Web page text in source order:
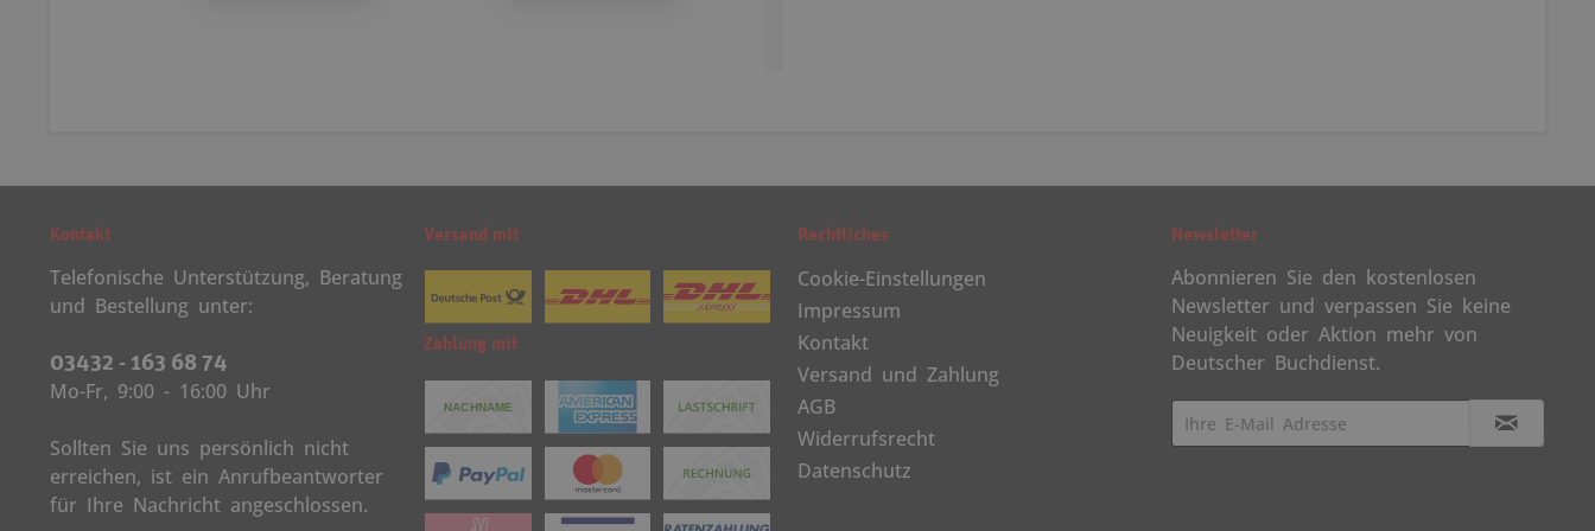
Kontakt
Telefonische Unterstützung, Beratung
und Bestellung unter:
03432 - 163 68 74
Mo-Fr, 9:00 - 16:00 Uhr
Sollten Sie uns persönlich nicht
erreichen, ist ein Anrufbeantworter
für Ihre Nachricht angeschlossen.
Versand mit
Zahlung mit
Rechtliches
Cookie-Einstellungen
Impressum
Kontakt
Versand und Zahlung
AGB
Widerrufsrecht
Datenschutz
Newsletter
Abonnieren Sie den kostenlosen
Newsletter und verpassen Sie keine
Neuigkeit oder Aktion mehr von
Deutscher Buchdienst.